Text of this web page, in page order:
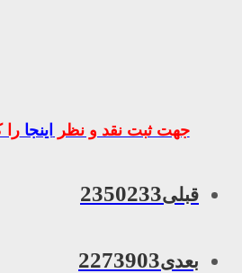
جهت ثبت نقد و نظر اینجارا
قبلی2350233
بعدی2273903